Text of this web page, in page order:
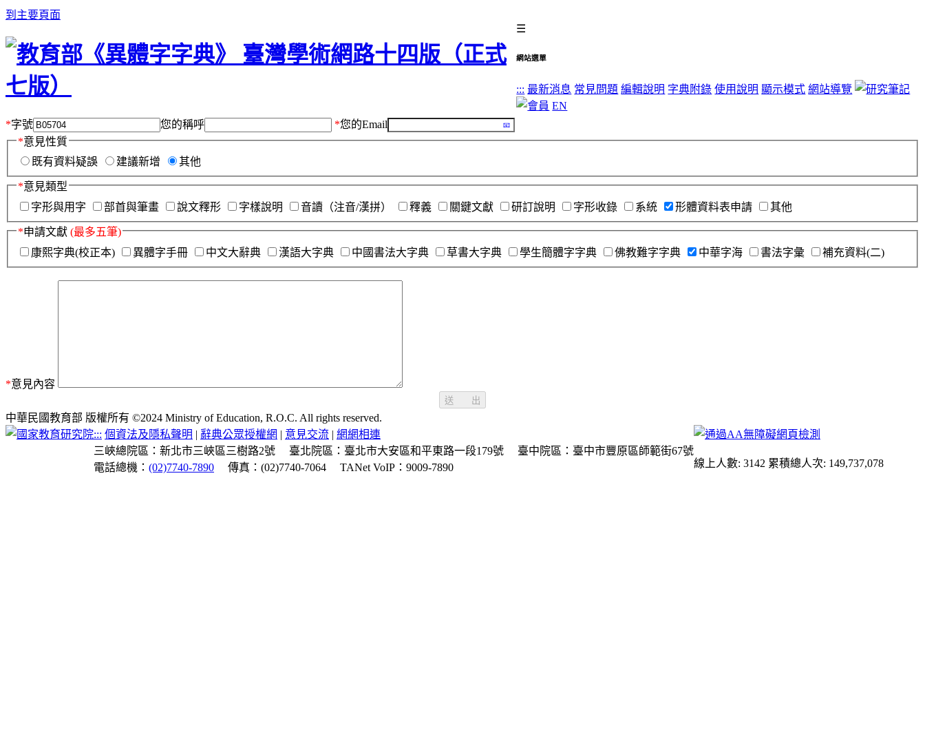
到主要頁面
☰
網站選單
::: 最新消息 常見問題 編輯說明 字典附錄 使用說明 顯示模式 網站導覽
EN
*字號 您的稱呼 *您的Email
*意見性質
既有資料疑誤
建議新增 其他
*意見類型
字形與用字
部首與筆畫 說文釋形 字樣說明 音讀（注音/漢拼） 釋義 關鍵文獻 研訂說明 字形收錄 系統 形體資料表申請 其他
*申請文獻 (最多五筆)
康熙字典(校正本)
異體字手冊 中文大辭典 漢語大字典 中國書法大字典 草書大字典 學生簡體字字典 佛教難字字典 中華字海 書法字彙 補充資料(二)
*意見內容
送 出
中華民國教育部 版權所有 ©2024 Ministry of Education, R.O.C. All rights reserved.
::: 個資法及隱私聲明 | 辭典公眾授權網 | 意見交流 | 網網相連
三峽總院區：新北市三峽區三樹路2號
臺北院區：臺北市大安區和平東路一段179號
臺中院區：臺中市豐原區師範街67號
電話總機： (02)7740-7890 傳真：(02)7740-7064 TANet VoIP：9009-7890 線上人數: 3142 累積總人次: 149,737,078